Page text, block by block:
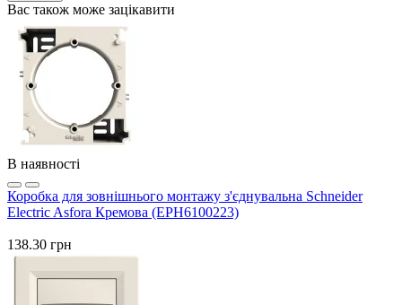
Вас також може зацікавити
В наявності
Коробка для зовнішнього монтажу з'єднувальна Schneider
Electric Asfora Кремова (EPH6100223)
138.30 грн